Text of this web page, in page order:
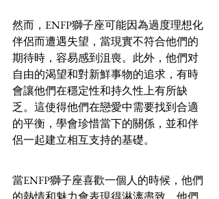
然而，ENFP獅子座可能因為過度理想化
伴侶而遭遇失望，當現實不符合他們的
期待時，容易感到沮喪。此外，他們对
自由的渴望和對新鮮事物的追求，有時
會讓他們在穩定性和持久性上有所缺
乏。這使得他們在戀愛中需要找到合適
的平衡，學會珍惜當下的關係，並和伴
侶一起建立相互支持的基礎。
當ENFP獅子座喜歡一個人的時候，他們